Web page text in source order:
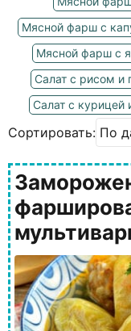
Мясной фарш с
Мясной фарш с
Салат с рисом и
Салат с курицей
Сортировать: По